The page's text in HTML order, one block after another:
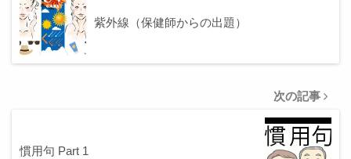
紫外線（保健師からの出題）
次の記事
慣用句 Part 1